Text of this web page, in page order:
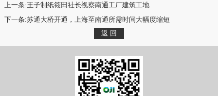
上一条:王子制纸筱田社长视察南通工厂建筑工地
下一条:苏通大桥开通，上海至南通所需时间大幅度缩短